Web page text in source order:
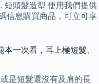
頭髮造型 使用我們提供
信息購買商品，可立可享
一次看，耳上極短髮、
是短髮還沒有及肩的長